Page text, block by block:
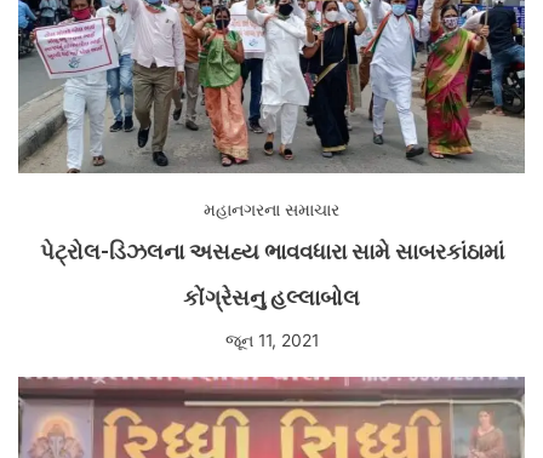
મહાનગરના સમાચાર
પેટ્રોલ-ડિઝલના અસહ્ય ભાવવધારા સામે સાબરકાંઠામાં
કોંગ્રેસનુ હલ્લાબોલ
જૂન 11, 2021